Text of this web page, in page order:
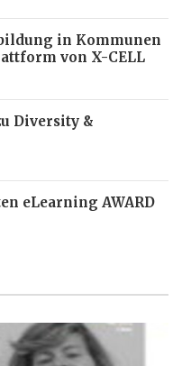
in Kommunen
von X-CELL
Diversity &
eLearning AWARD